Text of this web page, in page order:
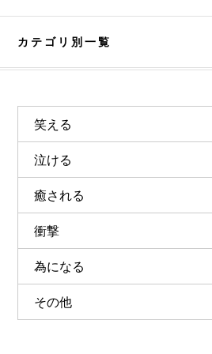
カテゴリ別一覧
笑える
泣ける
癒される
衝撃
為になる
その他